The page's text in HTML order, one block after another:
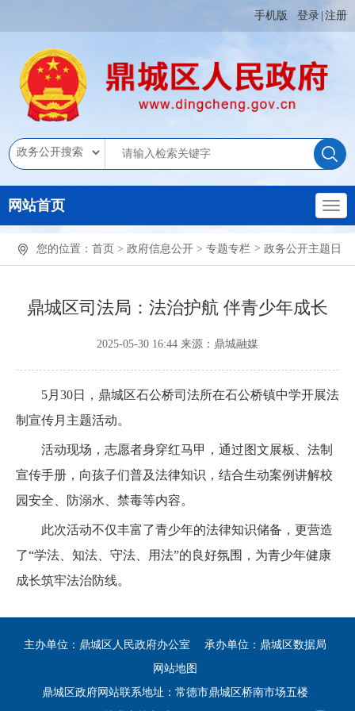
手机版 登录 注册
网站首页
您的位置： 首页 > 政府信息公开 > 专题专栏 > 政务公开主题日
鼎城区司法局：法治护航 伴青少年成长
2025-05-30 16:44 来源：鼎城融媒
5月30日，鼎城区石公桥司法所在石公桥镇中学开展法
制宣传月主题活动。
活动现场，志愿者身穿红马甲，通过图文展板、法制
宣传手册，向孩子们普及法律知识，结合生动案例讲解校
园安全、防溺水、禁毒等内容。
此次活动不仅丰富了青少年的法律知识储备，更营造
了“学法、知法、守法、用法”的良好氛围，为青少年健康
成长筑牢法治防线。
主办单位：鼎城区人民政府办公室
承办单位：鼎城区数据局
网站地图
鼎城区政府网站联系地址：常德市鼎城区桥南市场五楼